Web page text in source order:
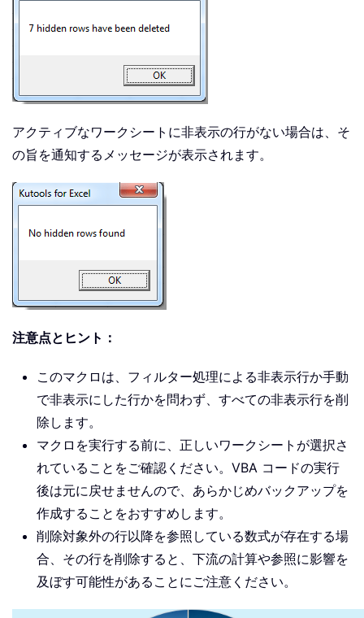
アクティブなワークシートに非表示の行がない場合は、そ
の旨を通知するメッセージが表示されます。
注意点とヒント：
このマクロは、フィルター処理による非表示行か手動
で非表示にした行かを問わず、すべての非表示行を削
除します。
マクロを実行する前に、正しいワークシートが選択さ
れていることをご確認ください。VBA コードの実行
後は元に戻せませんので、あらかじめバックアップを
作成することをおすすめします。
削除対象外の行以降を参照している数式が存在する場
合、その行を削除すると、下流の計算や参照に影響を
及ぼす可能性があることにご注意ください。